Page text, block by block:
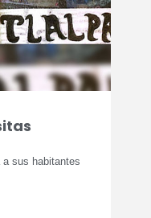
a sus habitantes